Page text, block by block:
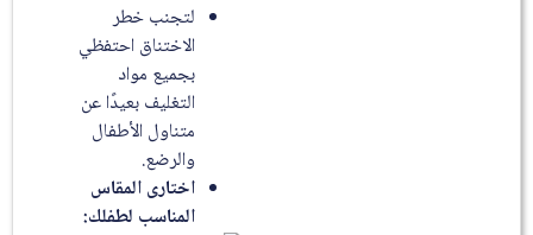
لتجنب خطر
الاختناق احتفظي
بجميع مواد
التغليف بعيدًا عن
متناول الأطفال
والرضع.
اختارى المقاس
المناسب لطفلك: